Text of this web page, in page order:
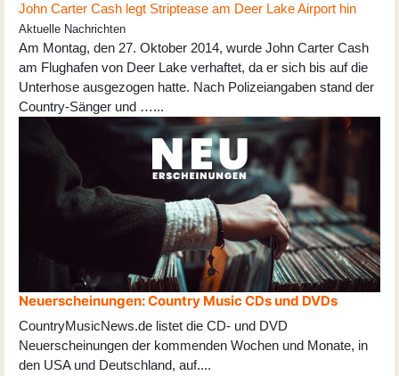
John Carter Cash legt Striptease am Deer Lake Airport hin
Aktuelle Nachrichten
Am Montag, den 27. Oktober 2014, wurde John Carter Cash
am Flughafen von Deer Lake verhaftet, da er sich bis auf die
Unterhose ausgezogen hatte. Nach Polizeiangaben stand der
Country-Sänger und …...
Neuerscheinungen: Country Music CDs und DVDs
CountryMusicNews.de listet die CD- und DVD
Neuerscheinungen der kommenden Wochen und Monate, in
den USA und Deutschland, auf....